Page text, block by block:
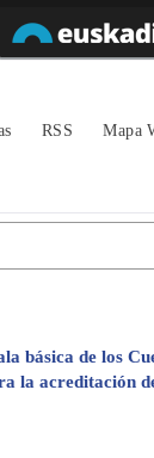
RSS Mapa
básica de los
la acreditación